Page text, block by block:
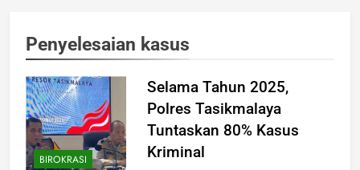
Penyelesaian kasus
BIROKRASI
Selama Tahun 2025,
Polres Tasikmalaya
Tuntaskan 80% Kasus
Kriminal